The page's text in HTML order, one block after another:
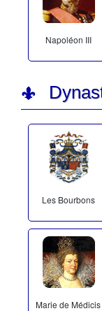
Napoléon III
Les Bourbons
Marie de Médicis